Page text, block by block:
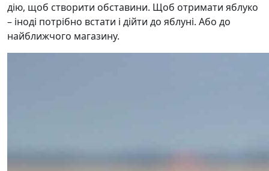
дію, щоб створити обставини. Щоб отримати яблуко
– іноді потрібно встати і дійти до яблуні. Або до
найближчого магазину.